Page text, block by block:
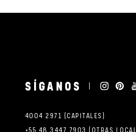
SÍGANOS
4004 2971 (CAPITALES)
+55 48 3447 7903 (OTRAS